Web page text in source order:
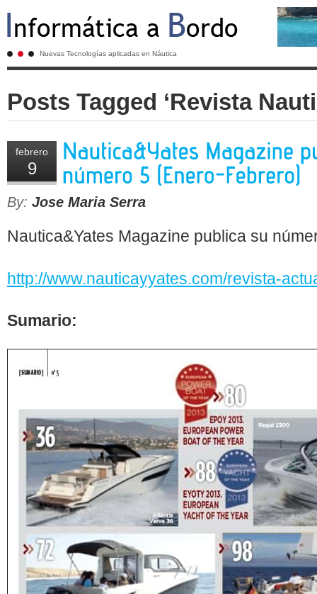
Nuevas Tecnologías aplicadas en Náutica
Posts Tagged ‘Revista
febrero
9
By: Jose Maria Serra
Nautica&Yates Magazine publica su
http://www.nauticayyates.com/revista-
Sumario: